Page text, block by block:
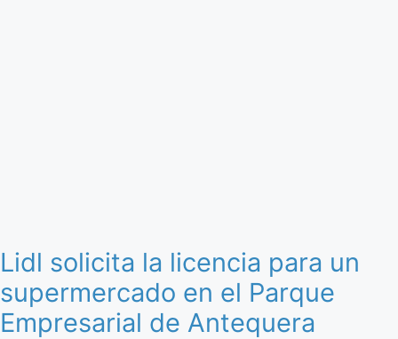
Lidl solicita la licencia para un
supermercado en el Parque
Empresarial de Antequera